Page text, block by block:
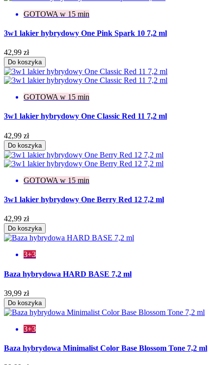
GOTOWA w 15 min
3w1 lakier hybrydowy One Pink Spark 10 7,2 ml
42,99 zł
Do koszyka
GOTOWA w 15 min
3w1 lakier hybrydowy One Classic Red 11 7,2 ml
42,99 zł
Do koszyka
GOTOWA w 15 min
3w1 lakier hybrydowy One Berry Red 12 7,2 ml
42,99 zł
Do koszyka
3+3
Baza hybrydowa HARD BASE 7,2 ml
39,99 zł
Do koszyka
3+3
Baza hybrydowa Minimalist Color Base Blossom Tone 7,2 ml